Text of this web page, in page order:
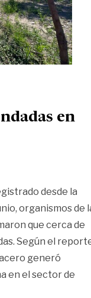
en
desde la
organismos de
que cerca de
Según el
generó
en el sector de